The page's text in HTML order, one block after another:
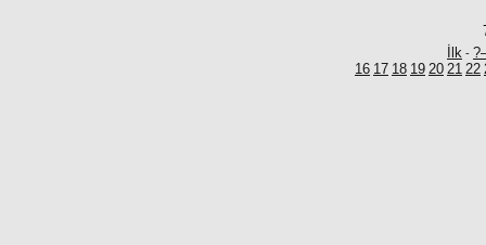
İlk -
16 17 18 19 20 21 22